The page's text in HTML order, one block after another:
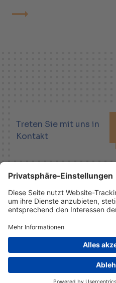
Treten Sie mit uns in
Kontakt